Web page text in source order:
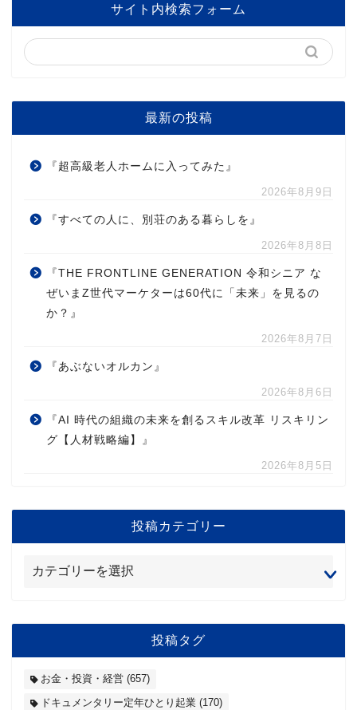
サイト内検索フォーム
最新の投稿
『超高級老人ホームに入ってみた』
2026年8月9日
『すべての人に、別荘のある暮らしを』
2026年8月8日
『THE FRONTLINE GENERATION 令和シニア な
ぜいまZ世代マーケターは60代に「未来」を見るの
か？』
2026年8月7日
『あぶないオルカン』
2026年8月6日
『AI 時代の組織の未来を創るスキル改革 リスキリン
グ【人材戦略編】』
2026年8月5日
投稿カテゴリー
投稿タグ
お金・投資・経営 (657)
ドキュメンタリー定年ひとり起業 (170)